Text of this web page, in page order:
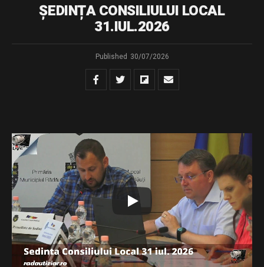
ȘEDINȚA CONSILIULUI LOCAL
31.IUL.2026
Published 30/07/2026
Dispozitie de convocare – sedinta extraordinara din
31.07.2026
Download
Distribuie și tu